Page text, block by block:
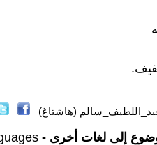
(هاشتاغ)
إلى لغات أخرى -